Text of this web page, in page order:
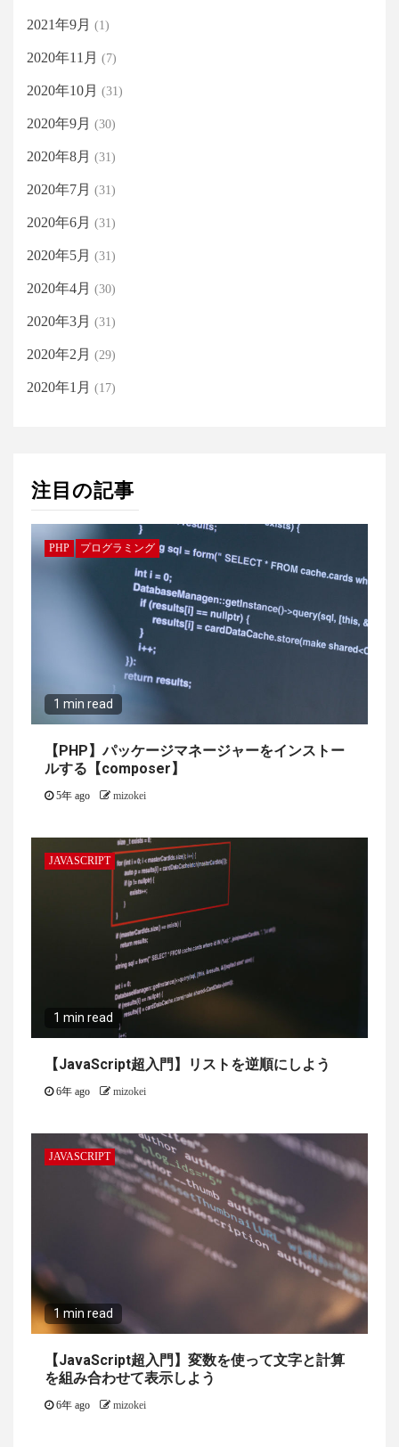
2021年9月 (1)
2020年11月 (7)
2020年10月 (31)
2020年9月 (30)
2020年8月 (31)
2020年7月 (31)
2020年6月 (31)
2020年5月 (31)
2020年4月 (30)
2020年3月 (31)
2020年2月 (29)
2020年1月 (17)
注目の記事
PHP プログラミング
1 min read
【PHP】パッケージマネージャーをインストー
ルする【composer】
5年 ago mizokei
JAVASCRIPT
1 min read
【JavaScript超入門】リストを逆順にしよう
6年 ago mizokei
JAVASCRIPT
1 min read
【JavaScript超入門】変数を使って文字と計算
を組み合わせて表示しよう
6年 ago mizokei